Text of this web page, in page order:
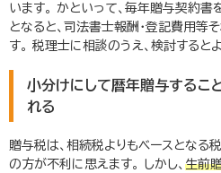
います。 かといって、毎年贈与契約
となると、司法書士報酬・登記費用等
す。 税理士に相談のうえ、検討するとよ
小分けにして暦年贈与するこ
れる
贈与税は、相続税よりもベースとなる
の方が不利に思えます。 しかし、 生前